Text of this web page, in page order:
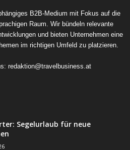
B2B-Medium mit Fokus auf die
Raum. Wir bündeln relevante
und bieten Unternehmen eine
im richtigen Umfeld zu platzieren.
redaktion@travelbusiness.at
Segelurlaub für neue